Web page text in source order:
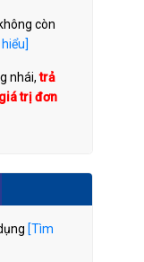
còn
nhái,trả
trị đơn
[Tìm